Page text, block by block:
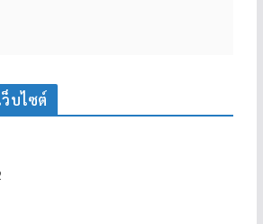
บไซต์